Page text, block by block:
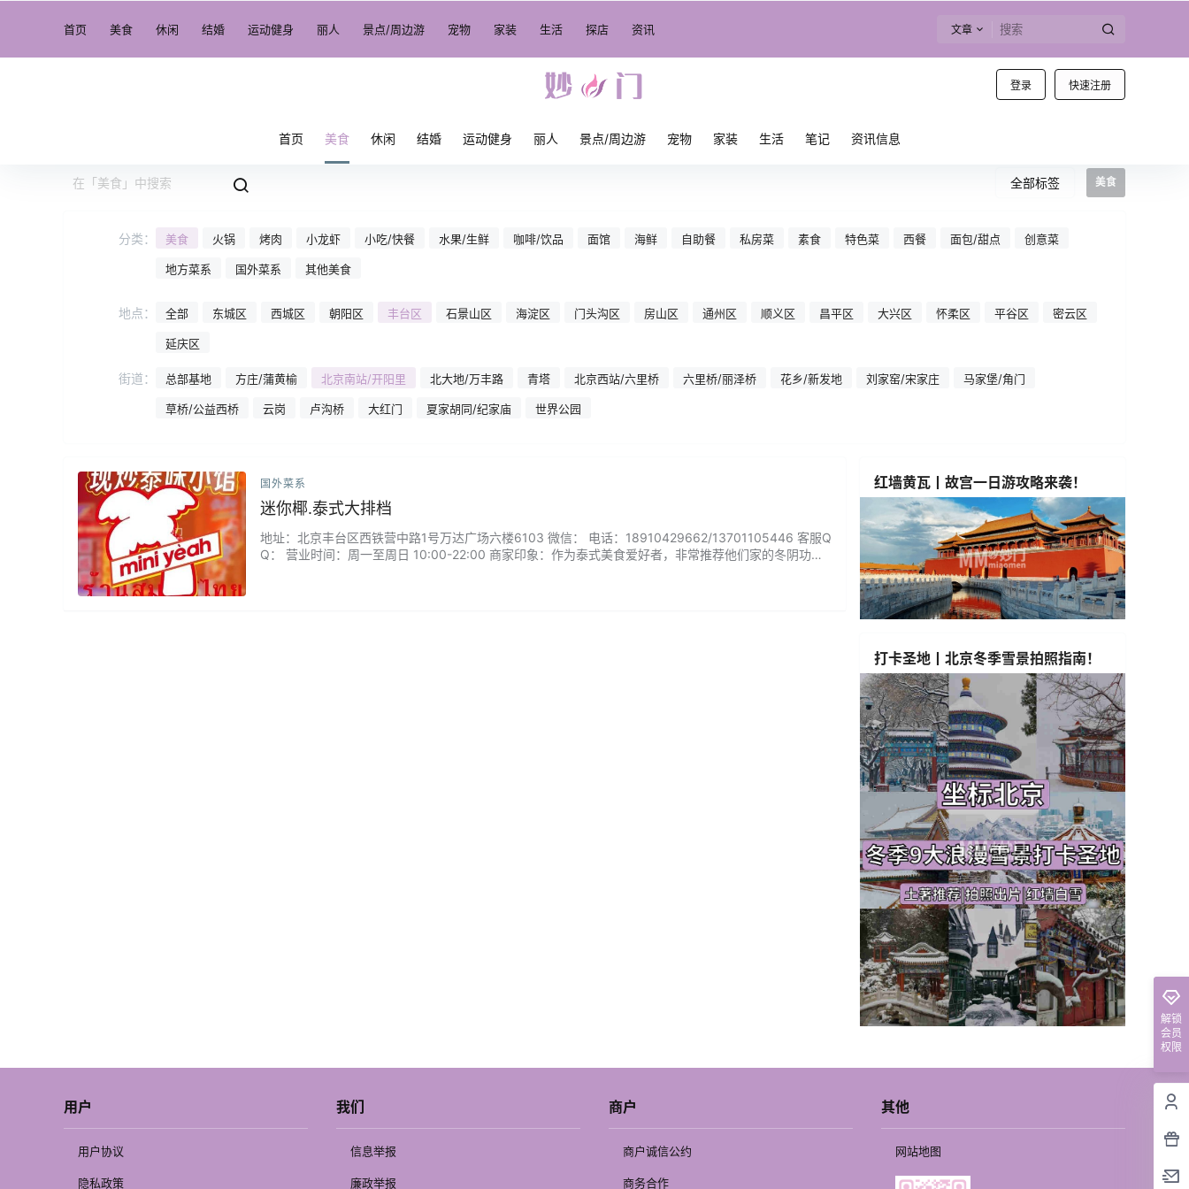
首页 美食 休闲 结婚 运动健身 丽人 景点/周边游 宠物 家装 生活 探店 资讯 文章
登录 快速注册
首页 美食 休闲 结婚 运动健身 丽人 景点/周边游 宠物 家装 生活 笔记 资讯信息
全部标签 美食
分类： 美食 火锅 烤肉 小龙虾 小吃/快餐 水果/生鲜 咖啡/饮品 面馆 海鲜 自助餐 私房菜 素食 特色菜 西餐 面包/甜点 创意菜
地方菜系 国外菜系 其他美食
地点： 全部 东城区 西城区 朝阳区 丰台区 石景山区 海淀区 门头沟区 房山区 通州区 顺义区 昌平区 大兴区 怀柔区 平谷区 密云区
延庆区
街道： 总部基地 方庄/蒲黄榆 北京南站/开阳里 北大地/万丰路 青塔 北京西站/六里桥 六里桥/丽泽桥 花乡/新发地 刘家窑/宋家庄 马家堡/角门
草桥/公益西桥 云岗 卢沟桥 大红门 夏家胡同/纪家庙 世界公园
国外菜系
迷你椰.泰式大排档
地址：北京丰台区西铁营中路1号万达广场六楼6103 微信： 电话：18910429662/13701105446 客服Q
Q： 营业时间：周一至周日 10:00-22:00 商家印象：作为泰式美食爱好者，非常推荐他们家的冬阴功
红墙黄瓦丨故宫一日游攻略来袭！
打卡圣地丨北京冬季雪景拍照指南！
解锁
会员
权限
用户
用户协议
隐私政策
我们
信息举报
廉政举报
商户
商户诚信公约
商务合作
其他
网站地图